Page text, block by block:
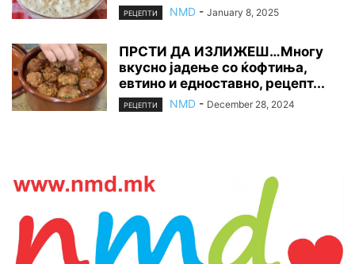
РЕЦЕПТИ NMD - January 8, 2025
ПРСТИ ДА ИЗЛИЖЕШ…Многу
вкусно јадење со ќофтиња,
евтино и едноставно, рецепт...
РЕЦЕПТИ NMD - December 28, 2024